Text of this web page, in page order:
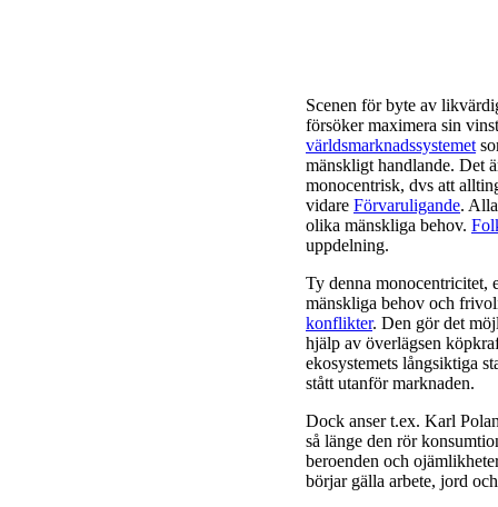
Scenen för byte av
försöker maximera sin
världsmarknadssystemet
mänskligt handlande. Det
monocentrisk, dvs att
vidare Förvaruligande.
olika mänskliga behov.
uppdelning.
Ty denna monocentricitet,
mänskliga behov och
konflikter. Den gör det
hjälp av överlägsen
ekosystemets långsiktiga
stått utanför marknaden.
Dock anser t.ex. Karl
så länge den rör
beroenden och
börjar gälla arbete, jord